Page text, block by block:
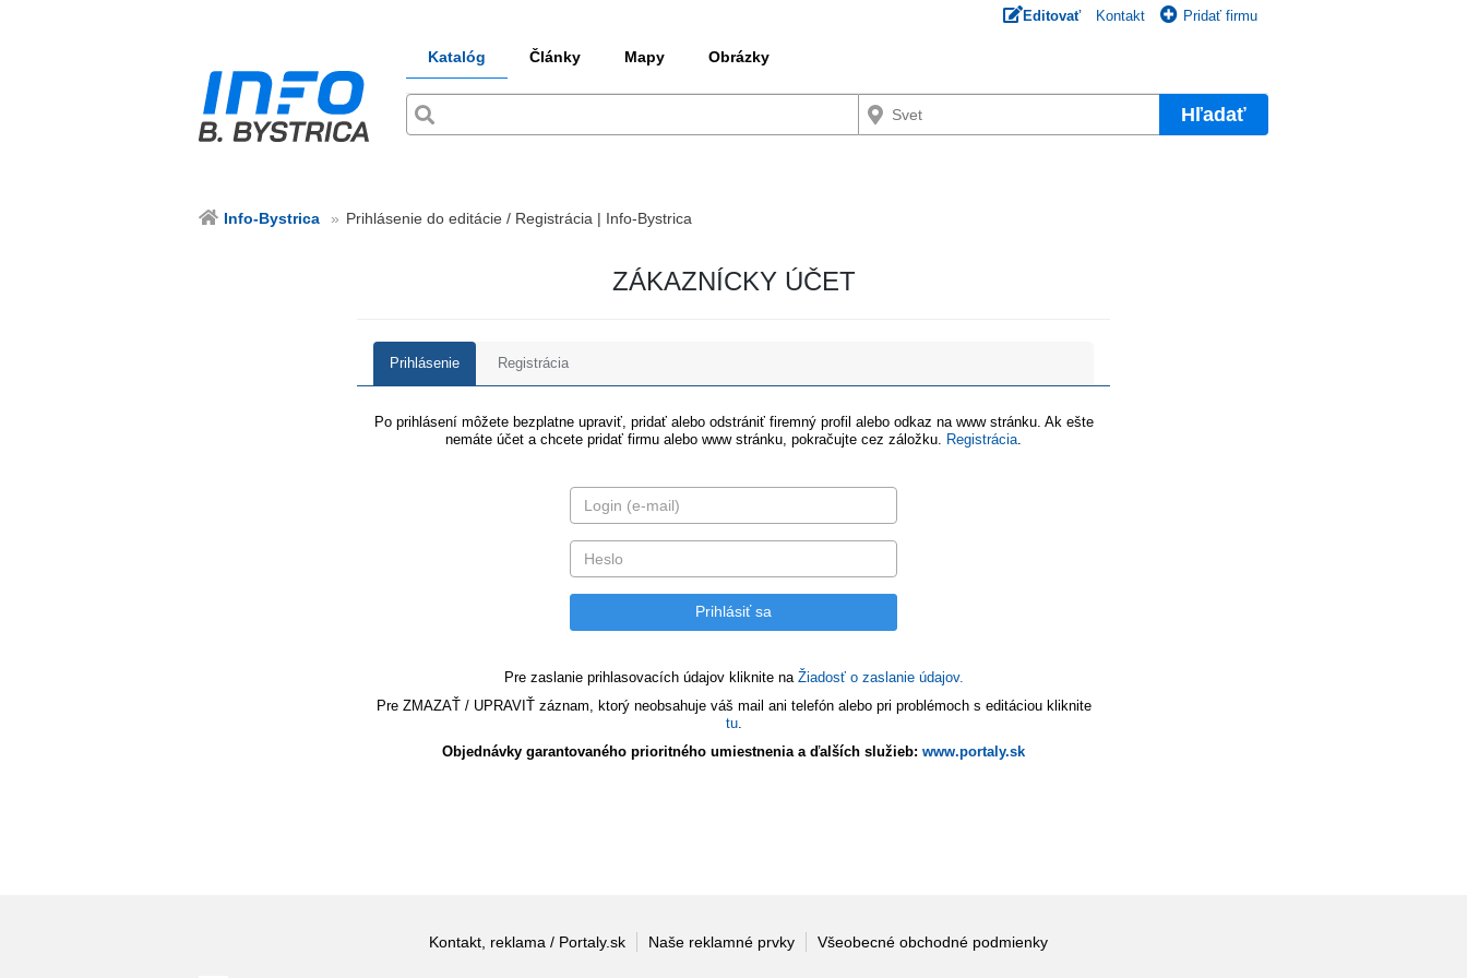
Editovať Kontakt Pridať firmu
Katalóg Články Mapy Obrázky
Hľadať
Info-Bystrica Prihlásenie do editácie / Registrácia | Info-Bystrica
ZÁKAZNÍCKY ÚČET
Prihlásenie Registrácia
Po prihlásení môžete bezplatne upraviť, pridať alebo odstrániť firemný profil alebo odkaz na www stránku. Ak ešte
nemáte účet a chcete pridať firmu alebo www stránku, pokračujte cez záložku.
Registrácia
Pre zaslanie prihlasovacích údajov kliknite na Žiadosť o zaslanie údajov.
Pre ZMAZAŤ / UPRAVIŤ záznam, ktorý neobsahuje váš mail ani telefón alebo pri problémoch s editáciou kliknite
tu.
Objednávky garantovaného prioritného umiestnenia a ďalších služieb: www.portaly.sk
Kontakt, reklama / Portaly.sk Naše reklamné prvky Všeobecné obchodné podmienky